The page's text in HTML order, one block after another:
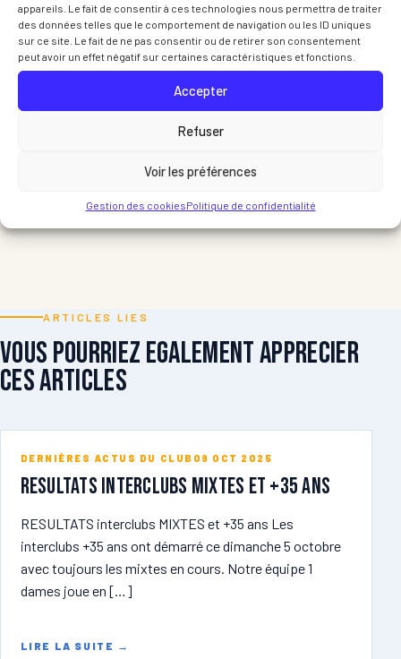
appareils. Le fait de consentir à ces technologies nous permettra de traiter
des données telles que le comportement de navigation ou les ID uniques
sur ce site. Le fait de ne pas consentir ou de retirer son consentement
peut avoir un effet négatif sur certaines caractéristiques et fonctions.
Accepter
Refuser
Voir les préférences
Gestion des cookiesPolitique de confidentialité
ARTICLES LIES
Vous pourriez egalement apprecier
ces articles
DERNIÈRES ACTUS DU CLUB 09 OCT 2025
RESULTATS Interclubs MIXTES et +35 ans
RESULTATS interclubs MIXTES et +35 ans Les
interclubs +35 ans ont démarré ce dimanche 5 octobre
avec toujours les mixtes en cours. Notre équipe 1
dames joue en […]
LIRE LA SUITE →